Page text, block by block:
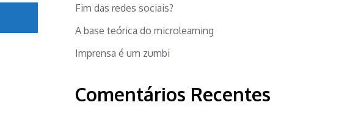
Fim das redes sociais?
A base teórica do microlearning
Imprensa é um zumbi
Comentários Recentes